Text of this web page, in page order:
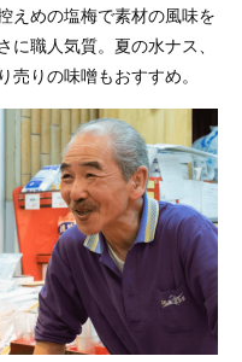
えめの塩梅で素材の風味を
職人気質。夏の水ナス、
りの味噌もおすすめ。